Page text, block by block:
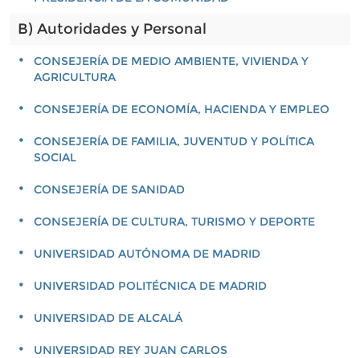
B) Autoridades y Personal
CONSEJERÍA DE MEDIO AMBIENTE, VIVIENDA Y
AGRICULTURA
CONSEJERÍA DE ECONOMÍA, HACIENDA Y EMPLEO
CONSEJERÍA DE FAMILIA, JUVENTUD Y POLÍTICA
SOCIAL
CONSEJERÍA DE SANIDAD
CONSEJERÍA DE CULTURA, TURISMO Y DEPORTE
UNIVERSIDAD AUTÓNOMA DE MADRID
UNIVERSIDAD POLITÉCNICA DE MADRID
UNIVERSIDAD DE ALCALÁ
UNIVERSIDAD REY JUAN CARLOS